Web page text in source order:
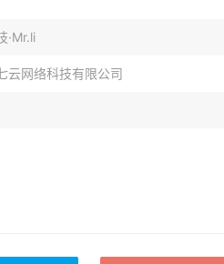
·Mr.li
云网络科技有限公司